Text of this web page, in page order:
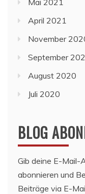
April 2021
November
September
August 2020
Juli 2020
BLOG
Gib deine E-Mail-
abonnieren und
Beiträge via E-